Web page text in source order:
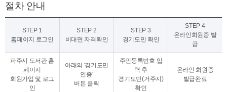
절차 안내
STEP 1
홈페이지 로그인
STEP 2
비대면 자격확인
STEP 3
경기도민 확인
STEP 4
온라인회원증 발
급
파주시 도서관 홈
페이지
회원가입 및 로그
인
아래의 '경기도민
인증'
버튼 클릭
주민등록번호 입
력 후
경기도민(거주지)
확인
온라인 회원증
발급완료